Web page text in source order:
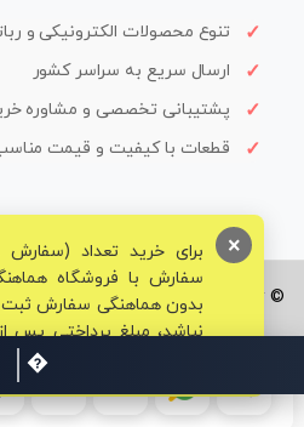
تنوع محصولات الکترونیکی و
ارسال سریع به سراسر کشور
پشتیبانی تخصصی و مشاوره
قطعات با کیفیت و قیمت
© تمامی حقوق برای فروشگاه تخصصی
برای خرید تعداد
سفارش با فروشگاه
بدون هماهنگی سفارش ثبت
نباشد، مبلغ پرداختی پس
مالیاتی به حساب شما
×
💥قم ال